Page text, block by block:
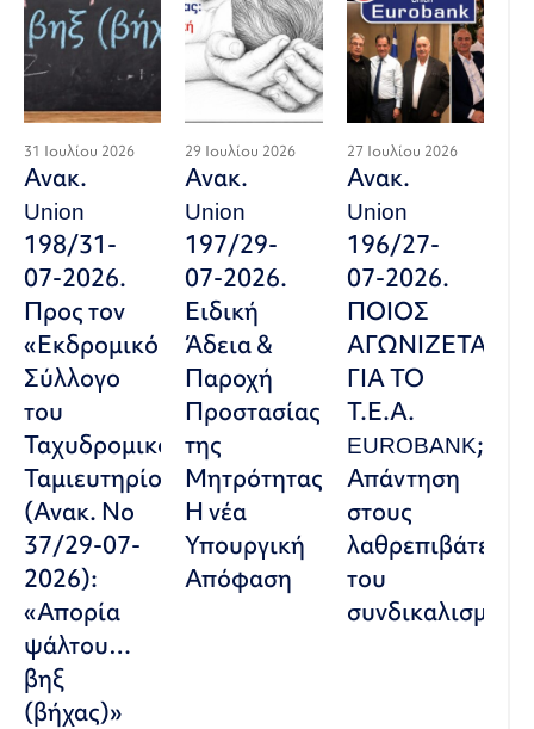
31 Ιουλίου 2026
Ανακ.
Union
198/31-
07-2026.
Προς τον
«Εκδρομικό
Σύλλογο
του
Ταχυδρομικού
Ταμιευτηρίου»
(Ανακ. Νο
37/29-07-
2026):
«Απορία
ψάλτου…
βηξ
(βήχας)»
29 Ιουλίου 2026
Ανακ.
Union
197/29-
07-2026.
Ειδική
Άδεια &
Παροχή
Προστασίας
της
Μητρότητας:
Η νέα
Υπουργική
Απόφαση
27 Ιουλίου 2026
Ανακ.
Union
196/27-
07-2026.
ΠΟΙΟΣ
ΑΓΩΝΙΖΕΤΑΙ
ΓΙΑ ΤΟ
Τ.Ε.Α.
EUROBANK;
Απάντηση
στους
λαθρεπιβάτες
του
συνδικαλισμού